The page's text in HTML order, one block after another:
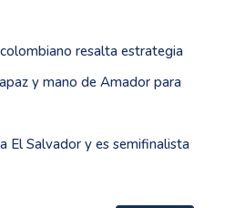
resalta estrategia
y mano de Amador para
El Salvador y es semifinalista